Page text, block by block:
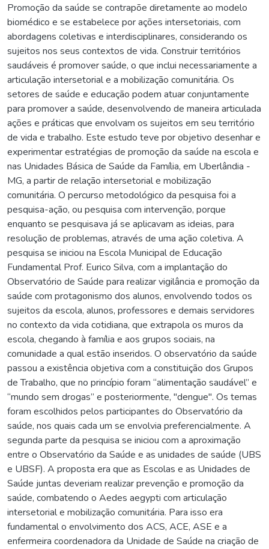
Promoção da saúde se contrapõe diretamente ao modelo
biomédico e se estabelece por ações intersetoriais, com
abordagens coletivas e interdisciplinares, considerando os
sujeitos nos seus contextos de vida. Construir territórios
saudáveis é promover saúde, o que inclui necessariamente a
articulação intersetorial e a mobilização comunitária. Os
setores de saúde e educação podem atuar conjuntamente
para promover a saúde, desenvolvendo de maneira articulada
ações e práticas que envolvam os sujeitos em seu território
de vida e trabalho. Este estudo teve por objetivo desenhar e
experimentar estratégias de promoção da saúde na escola e
nas Unidades Básica de Saúde da Família, em Uberlândia -
MG, a partir de relação intersetorial e mobilização
comunitária. O percurso metodológico da pesquisa foi a
pesquisa-ação, ou pesquisa com intervenção, porque
enquanto se pesquisava já se aplicavam as ideias, para
resolução de problemas, através de uma ação coletiva. A
pesquisa se iniciou na Escola Municipal de Educação
Fundamental Prof. Eurico Silva, com a implantação do
Observatório de Saúde para realizar vigilância e promoção da
saúde com protagonismo dos alunos, envolvendo todos os
sujeitos da escola, alunos, professores e demais servidores
no contexto da vida cotidiana, que extrapola os muros da
escola, chegando à família e aos grupos sociais, na
comunidade a qual estão inseridos. O observatório da saúde
passou a existência objetiva com a constituição dos Grupos
de Trabalho, que no princípio foram “alimentação saudável” e
“mundo sem drogas” e posteriormente, "dengue". Os temas
foram escolhidos pelos participantes do Observatório da
saúde, nos quais cada um se envolvia preferencialmente. A
segunda parte da pesquisa se iniciou com a aproximação
entre o Observatório da Saúde e as unidades de saúde (UBS
e UBSF). A proposta era que as Escolas e as Unidades de
Saúde juntas deveriam realizar prevenção e promoção da
saúde, combatendo o Aedes aegypti com articulação
intersetorial e mobilização comunitária. Para isso era
fundamental o envolvimento dos ACS, ACE, ASE e a
enfermeira coordenadora da Unidade de Saúde na criação de